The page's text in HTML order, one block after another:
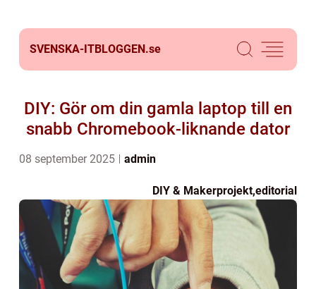
SVENSKA-ITBLOGGEN.se
DIY: Gör om din gamla laptop till en
snabb Chromebook-liknande dator
08 september 2025 admin
DIY & Makerprojekt,editorial